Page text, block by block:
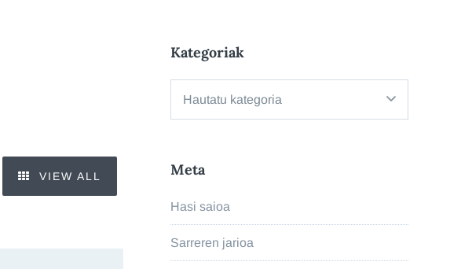
VIEW ALL
Kategoriak
Meta
Hasi saioa
Sarreren jarioa